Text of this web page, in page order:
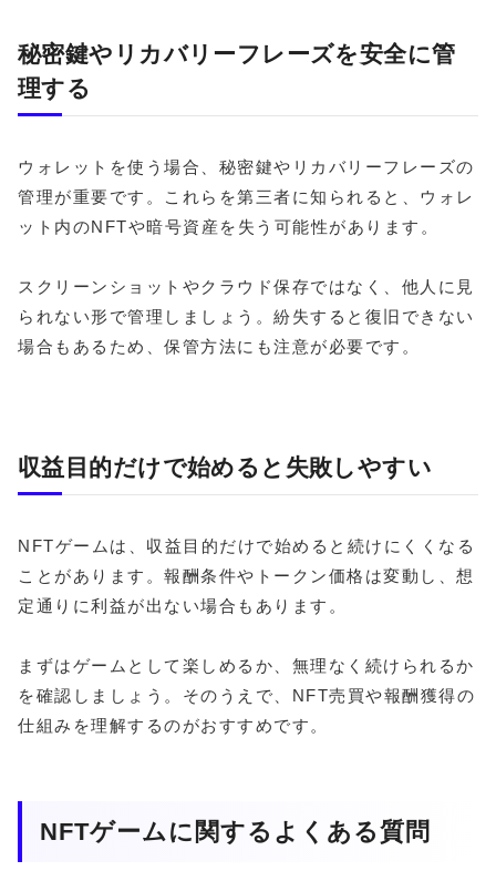
秘密鍵やリカバリーフレーズを安全に管
理する
ウォレットを使う場合、秘密鍵やリカバリーフレーズの
管理が重要です。これらを第三者に知られると、ウォレ
ット内のNFTや暗号資産を失う可能性があります。
スクリーンショットやクラウド保存ではなく、他人に見
られない形で管理しましょう。紛失すると復旧できない
場合もあるため、保管方法にも注意が必要です。
収益目的だけで始めると失敗しやすい
NFTゲームは、収益目的だけで始めると続けにくくなる
ことがあります。報酬条件やトークン価格は変動し、想
定通りに利益が出ない場合もあります。
まずはゲームとして楽しめるか、無理なく続けられるか
を確認しましょう。そのうえで、NFT売買や報酬獲得の
仕組みを理解するのがおすすめです。
NFTゲームに関するよくある質問